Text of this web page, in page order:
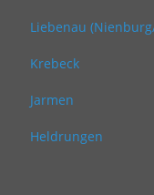
Liebenau
Krebeck
Jarmen
Heldrungen